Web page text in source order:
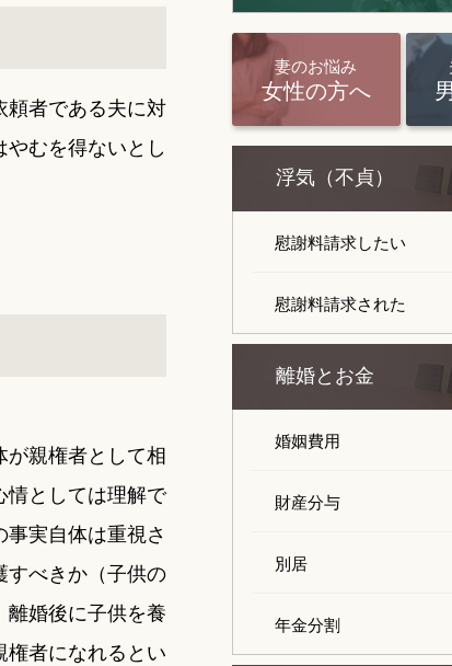
頼者である夫に対
むを得ないとし
が親権者として相
情としては理解で
実自体は重視さ
すべきか（子供の
婚後に子供を養
者になれるとい
妻のお悩み
女性の方へ
浮気（不貞）
慰謝料請求したい
慰謝料請求された
離婚とお金
婚姻費用
財産分与
別居
年金分割